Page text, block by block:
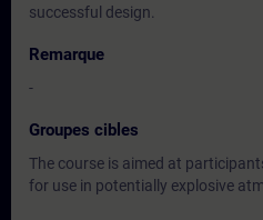
successful design.
Remarque
-
Groupes cibles
The course is aimed at
for use in potentially explosive